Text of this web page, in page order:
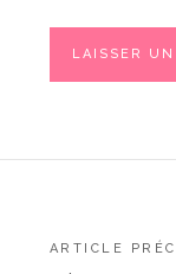
ARTICLE